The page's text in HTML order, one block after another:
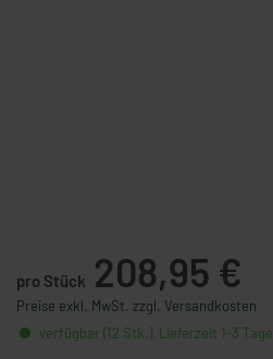
pro Stück 208,95 €
Preise exkl. MwSt. zzgl. Versandkosten
verfügbar (12 Stk.), Lieferzeit 1-3 Tage